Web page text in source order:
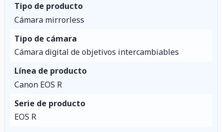
Tipo de producto
Cámara mirrorless
Tipo de cámara
Cámara digital de objetivos intercambiables
Línea de producto
Canon EOS R
Serie de producto
EOS R